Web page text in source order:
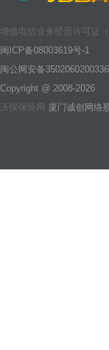
增值电信业务经营许可证（
闽ICP备08003619号-1
闽公网安备
Copyright @ 2008-2026
沃保保险网 厦门诚创网络